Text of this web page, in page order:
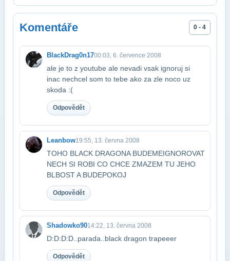
Komentáře 0 - 4
BlackDrag0n1700:03, 6. července 2008
ale je to z youtube ale nevadi vsak ignoruj si
inac nechcel som to tebe ako za zle no​co uz
skoda :(
Odpovědět
Leanbow19:55, 13. června 2008
TOHO BLACK DRAGONA BUDEMEIGNOROVAT
NECH SI ROBI CO CHCE ZMAZEM TU JEHO
BLBOST A BUDE​POKOJ
Odpovědět
Shadowko9014:22, 13. června 2008
D:D:D:D..parada..black dragon trapeeer
Odpovědět